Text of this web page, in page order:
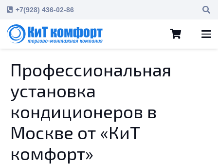
+7(928) 436-02-86
Профессиональная
установка
кондиционеров в
Москве от «КиТ
комфорт»